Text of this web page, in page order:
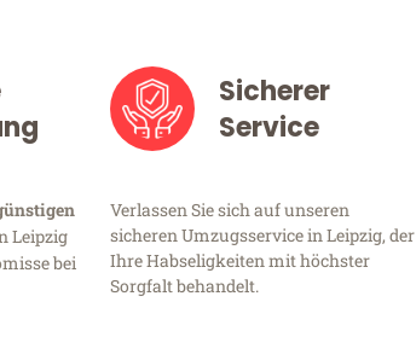
Leipzig
bei
Sicherer
Service
Verlassen Sie sich auf unseren
sicheren Umzugsservice in Leipzig, der
Ihre Habseligkeiten mit höchster
Sorgfalt behandelt.